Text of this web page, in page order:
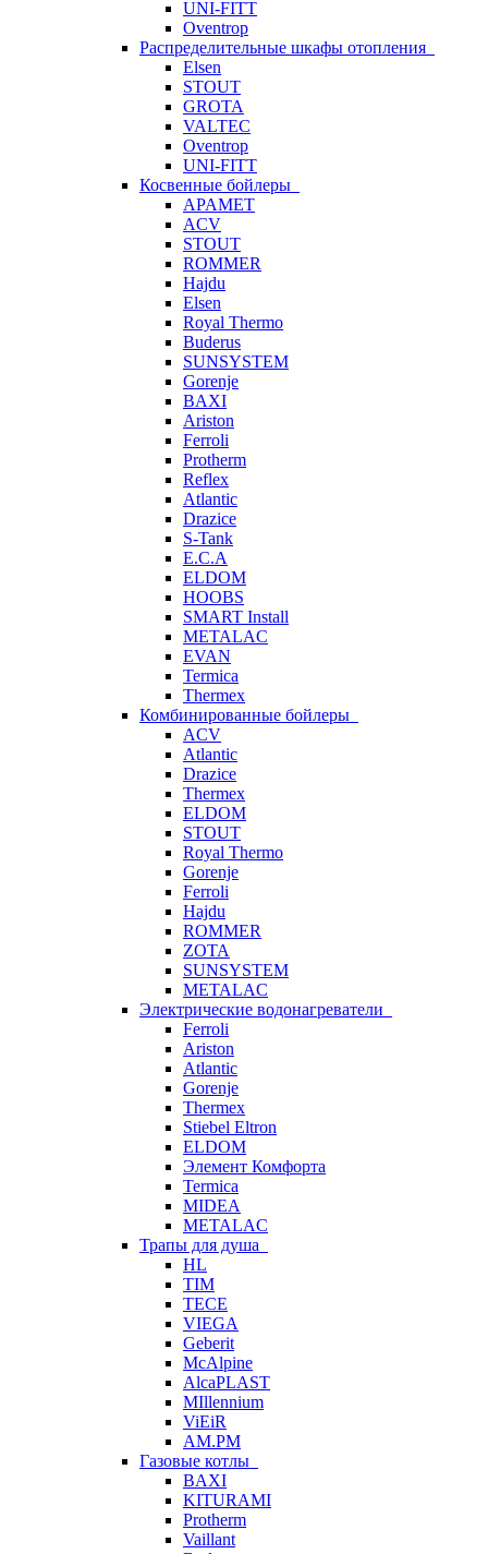
UNI-FITT
Oventrop
Распределительные шкафы отопления
Elsen
STOUT
GROTA
VALTEC
Oventrop
UNI-FITT
Косвенные бойлеры
APAMET
ACV
STOUT
ROMMER
Hajdu
Elsen
Royal Thermo
Buderus
SUNSYSTEM
Gorenje
BAXI
Ariston
Ferroli
Protherm
Reflex
Atlantic
Drazice
S-Tank
E.C.A
ELDOM
HOOBS
SMART Install
METALAC
EVAN
Termica
Thermex
Комбинированные бойлеры
ACV
Atlantic
Drazice
Thermex
ELDOM
STOUT
Royal Thermo
Gorenje
Ferroli
Hajdu
ROMMER
ZOTA
SUNSYSTEM
METALAC
Электрические водонагреватели
Ferroli
Ariston
Atlantic
Gorenje
Thermex
Stiebel Eltron
ELDOM
Элемент Комфорта
Termica
MIDEA
METALAC
Трапы для душа
HL
TIM
TECE
VIEGA
Geberit
McAlpine
AlcaPLAST
MIllennium
ViEiR
AM.PM
Газовые котлы
BAXI
KITURAMI
Protherm
Vaillant